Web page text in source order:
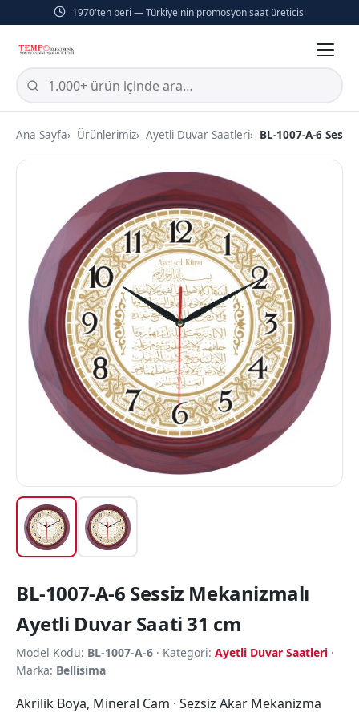
1970'ten beri — Türkiye'nin promosyon saat üreticisi
Ana Sayfa Ürünlerimiz Ayetli Duvar Saatleri BL-1007-A-6
BL-1007-A-6 Sessiz Mekanizmalı
Ayetli Duvar Saati 31 cm
Model Kodu: BL-1007-A-6 · Kategori: Ayetli Duvar Saatleri ·
Marka: Bellisima
Akrilik Boya, Mineral Cam · Sezsiz Akar Mekanizma